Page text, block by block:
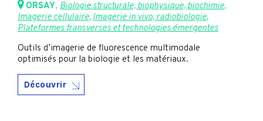
ORSAY, Biologie structurale, biophysique, biochimie,
Imagerie cellulaire,Imagerie in vivo, radiobiologie,
Plateformes transverses et technologies émergentes
Outils d’imagerie de fluorescence multimodale
optimisés pour la biologie et les matériaux.
Découvrir